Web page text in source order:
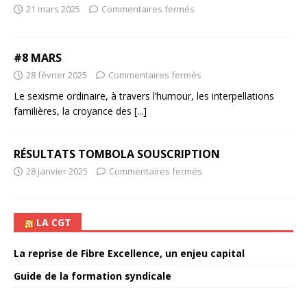
21 mars 2025 Commentaires fermés
#8 MARS
28 février 2025 Commentaires fermés
Le sexisme ordinaire, à travers l’humour, les interpellations
familières, la croyance des [...]
RÉSULTATS TOMBOLA SOUSCRIPTION
28 janvier 2025 Commentaires fermés
LA CGT
La reprise de Fibre Excellence, un enjeu capital
Guide de la formation syndicale